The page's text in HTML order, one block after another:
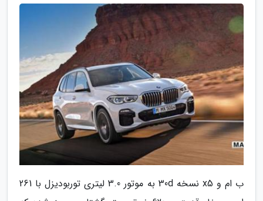
ب ام و x5 نسخه 30d به موتور 3.0 لیتری توربودیزل با 261